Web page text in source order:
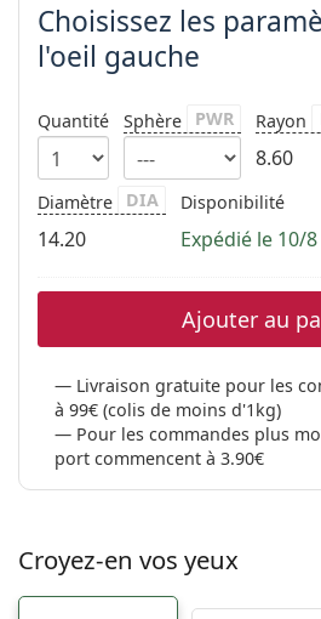
Choisissez les
l'oeil gauche
Quantité Sphère PWR Rayon
8.60
Diamètre DIA
14.20
Disponibilité
Expédié le 10/8
Ajouter au
Livraison gratuite pour les
à 99€ (colis de moins d'1kg)
Pour les commandes plus
port commencent à 3.90€
Croyez-en vos yeux